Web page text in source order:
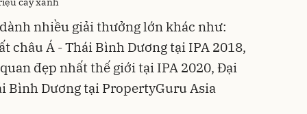
nhiều giải thưởng lớn khác như:
châu Á - Thái Bình Dương tại IPA 2018,
đẹp nhất thế giới tại IPA 2020, Đại
Bình Dương tại PropertyGuru Asia